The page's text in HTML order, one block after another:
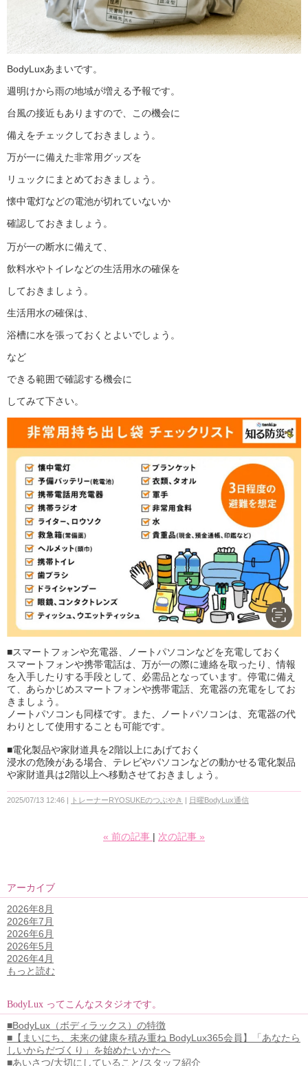
BodyLuxあまいです。
週明けから雨の地域が増える予報です。
台風の接近もありますので、この機会に
備えをチェックしておきましょう。
万が一に備えた非常用グッズを
リュックにまとめておきましょう。
懐中電灯などの電池が切れていないか
確認しておきましょう。
万が一の断水に備えて、
飲料水やトイレなどの生活用水の確保を
しておきましょう。
生活用水の確保は、
浴槽に水を張っておくとよいでしょう。
など
できる範囲で確認する機会に
してみて下さい。
■スマートフォンや充電器、ノートパソコンなどを充電しておく
スマートフォンや携帯電話は、万が一の際に連絡を取ったり、情報
を入手したりする手段として、必需品となっています。停電に備え
て、あらかじめスマートフォンや携帯電話、充電器の充電をしてお
きましょう。
ノートパソコンも同様です。また、ノートパソコンは、充電器の代
わりとして使用することも可能です。
■電化製品や家財道具を2階以上にあげておく
浸水の危険がある場合、テレビやパソコンなどの動かせる電化製品
や家財道具は2階以上へ移動させておきましょう。
2025/07/13 12:46 トレーナーRYOSUKEのつぶやき 日曜BodyLux通信
« 前の記事 次の記事 »
アーカイブ
2026年8月
2026年7月
2026年6月
2026年5月
2026年4月
もっと読む
BodyLux ってこんなスタジオです。
■BodyLux（ボディラックス）の特徴
■【まいにち、未来の健康を積み重ね BodyLux365会員】「あなたら
しいからだづくり」を始めたいかたへ
■あいさつ/大切にしていること/スタッフ紹介